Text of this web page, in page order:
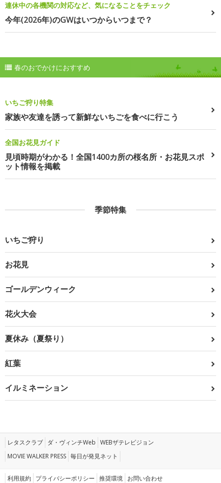
連休中の各機関の対応など、気になることをチェック
今年(2026年)のGWはいつからいつまで？
春のおでかけにおすすめ
いちご狩り特集
家族や友達を誘って新鮮ないちごを食べに行こう
全国お花見ガイド
見頃時期がわかる！全国1400カ所の桜名所・お花見スポ
ット情報を掲載
季節特集
いちご狩り
お花見
ゴールデンウィーク
花火大会
夏休み（夏祭り）
紅葉
イルミネーション
レタスクラブ ダ・ヴィンチWeb WEBザテレビジョン
MOVIE WALKER PRESS 毎日が発見ネット
利用規約 プライバシーポリシー 推奨環境 お問い合わせ